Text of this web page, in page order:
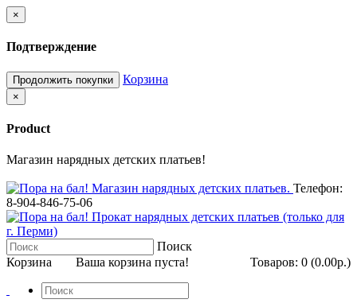
×
Подтверждение
Продолжить покупки Корзина
×
Product
Магазин нарядных детских платьев!
Телефон:
8-904-846-75-06
Поиск
Корзина
Товаров: 0 (0.00р.)
Ваша корзина пуста!